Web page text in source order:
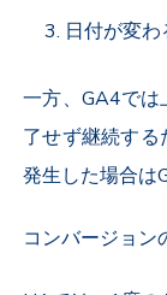
日付が変わ
一方、GA4で
了せず継続す
発生した場合は
コンバージョン